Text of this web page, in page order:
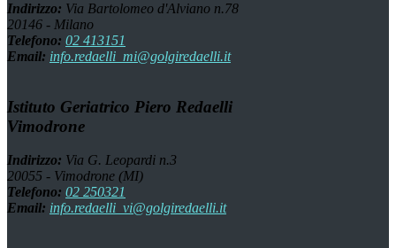
Indirizzo: Via Bartolomeo d'Alviano n.78
20146 - Milano
Telefono: 02 413151
Email: info.redaelli_mi@golgiredaelli.it
Istituto Geriatrico Piero Redaelli
Vimodrone
Indirizzo: Via G. Leopardi n.3
20055 - Vimodrone (MI)
Telefono: 02 250321
Email: info.redaelli_vi@golgiredaelli.it